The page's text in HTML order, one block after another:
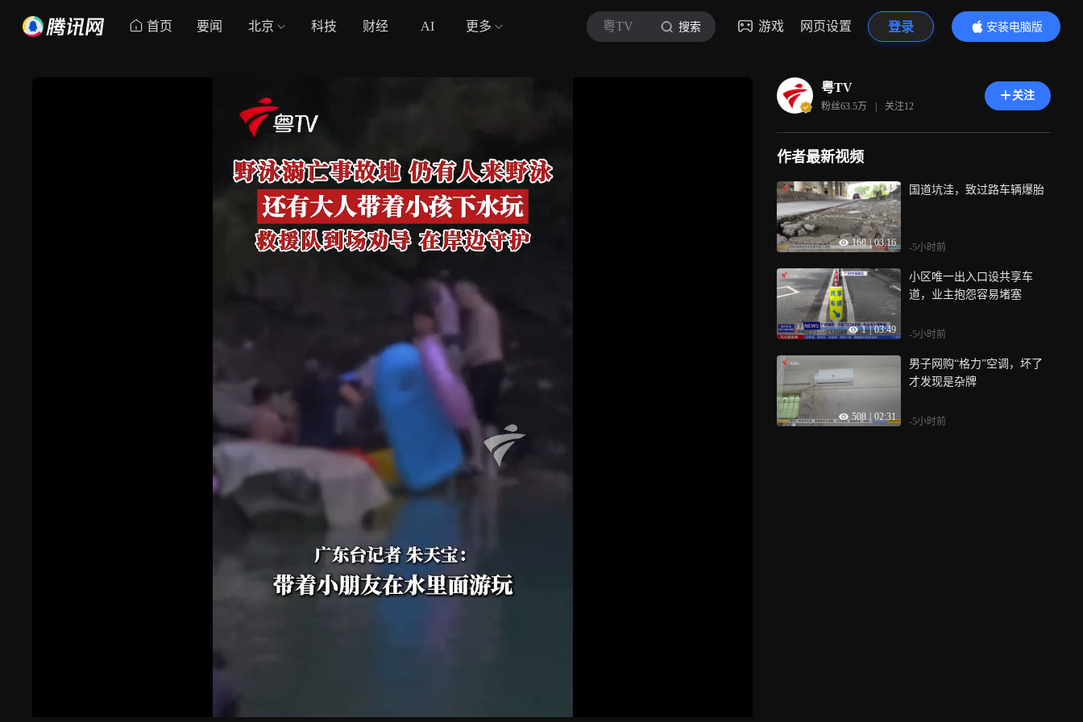
首页 要闻 北京 科技 财经 AI 更多 粤TV 搜索 游戏 网页设置 登录
安装电脑版
内容更精彩
粤TV
粉丝63.5万 | 关注12
关注
作者最新视频
168 | 03:16
国道坑洼，致过路车辆爆胎
-5小时前
1 | 03:49
小区唯一出入口设共享车
道，业主抱怨容易堵塞
-5小时前
508 | 02:31
男子网购“格力”空调，坏了
才发现是杂牌
-5小时前